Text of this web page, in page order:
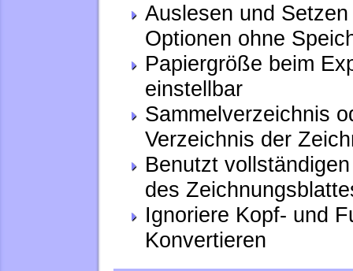
Auslesen und
Optionen ohne
Papiergröße beim
einstellbar
Sammelverzeichnis
Verzeichnis der
Benutzt
des
Ignoriere Kopf- und
Konvertieren